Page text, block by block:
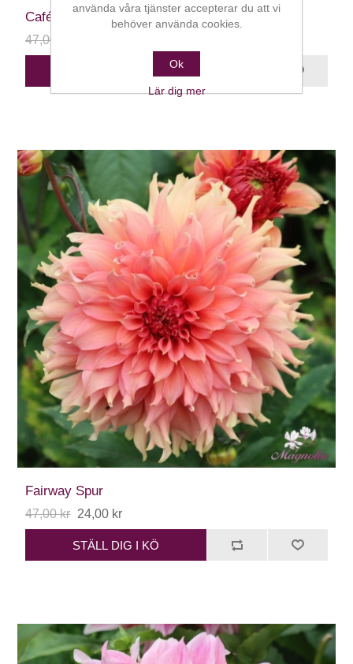
Café au Lait
47,00 kr
Fairway Spur
47,00 kr 24,00 kr
STÄLL DIG I KÖ
använda våra tjänster accepterar du att vi
behöver använda cookies.
Ok
Lär dig mer